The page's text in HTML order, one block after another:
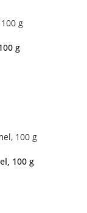
g
100 g